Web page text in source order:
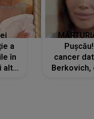
a
în
altă
cancer